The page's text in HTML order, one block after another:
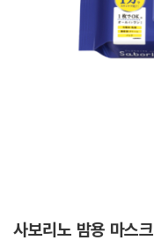
사보리노 밤용 마스크